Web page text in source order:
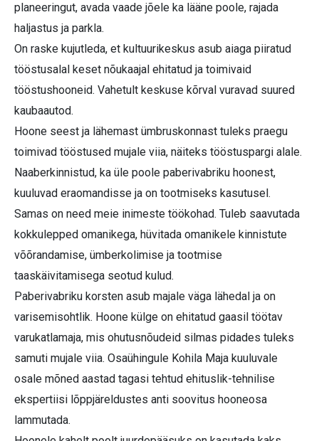
planeeringut, avada vaade jõele ka lääne poole, rajada
haljastus ja parkla.
On raske kujutleda, et kultuurikeskus asub aiaga piiratud
tööstusalal keset nõukaajal ehitatud ja toimivaid
tööstushooneid. Vahetult keskuse kõrval vuravad suured
kaubaautod.
Hoone seest ja lähemast ümbruskonnast tuleks praegu
toimivad tööstused mujale viia, näiteks tööstuspargi alale.
Naaberkinnistud, ka üle poole paberivabriku hoonest,
kuuluvad eraomandisse ja on tootmiseks kasutusel.
Samas on need meie inimeste töökohad. Tuleb saavutada
kokkulepped omanikega, hüvitada omanikele kinnistute
võõrandamise, ümberkolimise ja tootmise
taaskäivitamisega seotud kulud.
Paberivabriku korsten asub majale väga lähedal ja on
varisemisohtlik. Hoone külge on ehitatud gaasil töötav
varukatlamaja, mis ohutusnõudeid silmas pidades tuleks
samuti mujale viia. Osaühingule Kohila Maja kuuluvale
osale mõned aastad tagasi tehtud ehituslik-tehnilise
ekspertiisi lõppjäreldustes anti soovitus hooneosa
lammutada.